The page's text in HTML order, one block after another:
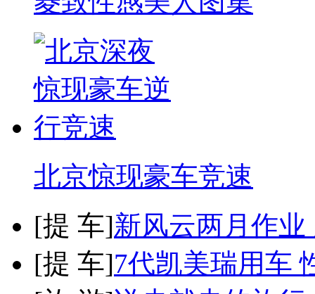
北京惊现豪车竞速
[提 车]新风云两月作
[提 车]7代凯美瑞用车